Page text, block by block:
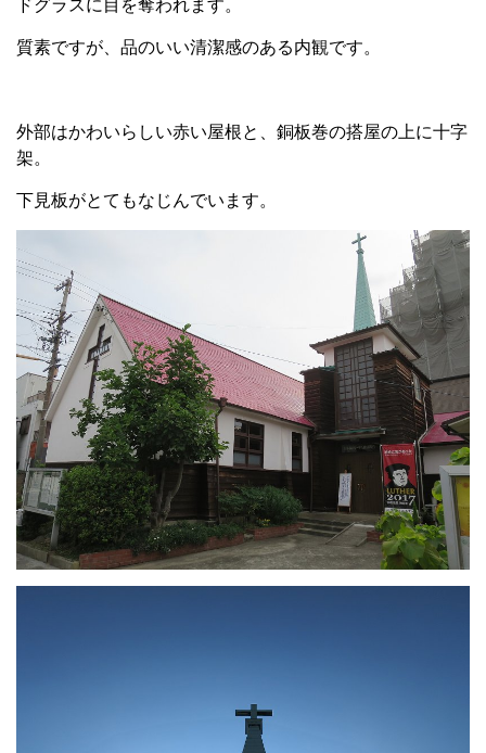
ドグラスに目を奪われます。
質素ですが、品のいい清潔感のある内観です。
外部はかわいらしい赤い屋根と、銅板巻の搭屋の上に十字
架。
下見板がとてもなじんでいます。